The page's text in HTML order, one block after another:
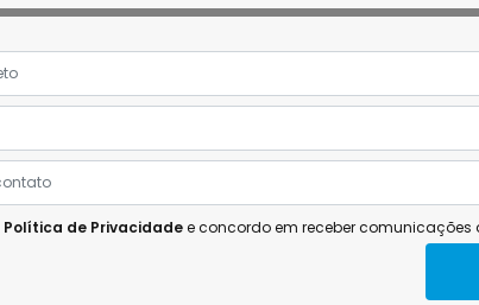
Política de Privacidadee concordo em receber